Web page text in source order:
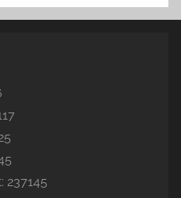
237145